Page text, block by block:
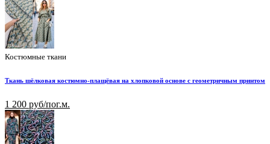
Костюмные ткани
Ткань шёлковая костюмно-плащёвая на хлопковой основе с геометричным принтом
1 200 руб/пог.м.